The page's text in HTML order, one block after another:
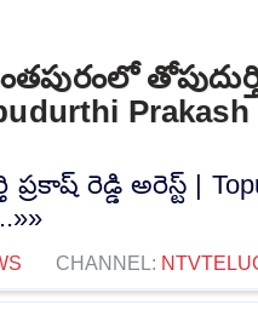
తోపుదుర్తి
Prakash
రెడ్డి అరెస్ట్ |
CHANNEL: